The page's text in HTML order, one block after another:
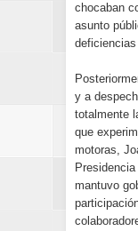
chocaban
asunto
y a
totalmente
que
motoras,
mantuvo